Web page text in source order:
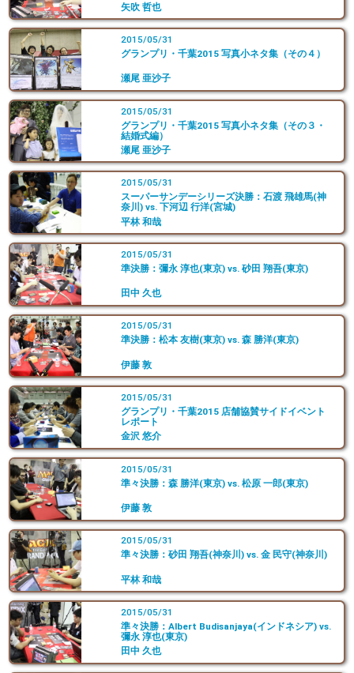
矢吹 哲也
2015/05/31
グランプリ・千葉2015 写真小ネタ集（その４）
瀬尾 亜沙子
2015/05/31
グランプリ・千葉2015 写真小ネタ集（その３・
結婚式編）
瀬尾 亜沙子
2015/05/31
スーパーサンデーシリーズ決勝：石渡 飛雄馬(神
奈川) vs. 下河辺 行洋(宮城)
平林 和哉
2015/05/31
準決勝：彌永 淳也(東京) vs. 砂田 翔吾(東京)
田中 久也
2015/05/31
準決勝：松本 友樹(東京) vs. 森 勝洋(東京)
伊藤 敦
2015/05/31
グランプリ・千葉2015 店舗協賛サイドイベント
レポート
金沢 悠介
2015/05/31
準々決勝：森 勝洋(東京) vs. 松原 一郎(東京)
伊藤 敦
2015/05/31
準々決勝：砂田 翔吾(神奈川) vs. 金 民守(神奈川)
平林 和哉
2015/05/31
準々決勝：Albert Budisanjaya(インドネシア) vs.
彌永 淳也(東京)
田中 久也